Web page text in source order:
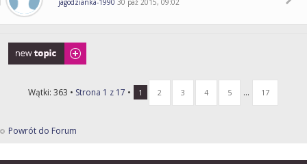
jagodzianka-1990 30 paź 2015, 09:02
Napisz wątek
Wątki: 363 • Strona 1 z 17 • 1 2 3 4 5 ... 17
Powrót do Forum